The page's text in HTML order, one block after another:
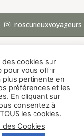
noscurieuxvoyageurs
THÉMATIQUES
À PROPOS
CONTACT
VOYAGEURS – TOUS
| SITE DÉVELOPPÉ PAR
des cookies sur
pour vous offrir
plus pertinente en
préférences et les
En cliquant sur
consentez à
les cookies.
des Cookies